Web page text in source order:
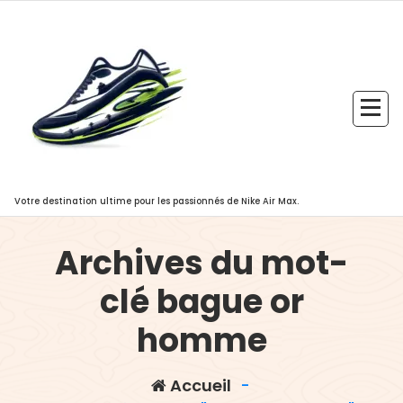
Votre destination ultime pour les passionnés de Nike Air Max.
Archives du mot-
clé bague or
homme
Accueil -